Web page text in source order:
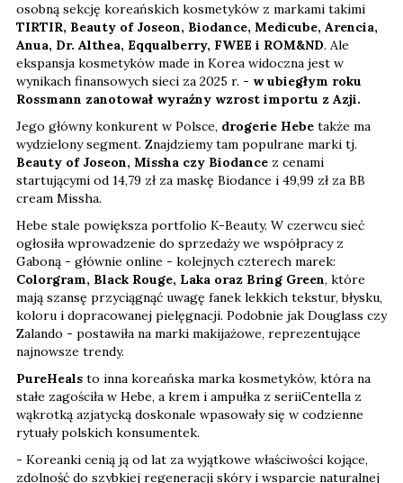
osobną sekcję koreańskich kosmetyków z markami takimi
TIRTIR, Beauty of Joseon, Biodance, Medicube, Arencia,
Anua, Dr. Althea, Eqqualberry, FWEE i ROM&ND. Ale
ekspansja kosmetyków made in Korea widoczna jest w
wynikach finansowych sieci za 2025 r. - w ubiegłym roku
Rossmann zanotował wyraźny wzrost importu z Azji.
Jego główny konkurent w Polsce, drogerie Hebe także ma
wydzielony segment. Znajdziemy tam populrane marki tj.
Beauty of Joseon, Missha czy Biodance z cenami
startującymi od 14,79 zł za maskę Biodance i 49,99 zł za BB
cream Missha.
Hebe stale powiększa portfolio K-Beauty. W czerwcu sieć
ogłosiła wprowadzenie do sprzedaży we współpracy z
Gaboną - głównie online - kolejnych czterech marek:
Colorgram, Black Rouge, Laka oraz Bring Green, które
mają szansę przyciągnąć uwagę fanek lekkich tekstur, błysku,
koloru i dopracowanej pielęgnacji. Podobnie jak Douglass czy
Zalando - postawiła na marki makijażowe, reprezentujące
najnowsze trendy.
PureHeals to inna koreańska marka kosmetyków, która na
stałe zagościła w Hebe, a krem i ampułka z seriiCentella z
wąkrotką azjatycką doskonale wpasowały się w codzienne
rytuały polskich konsumentek.
- Koreanki cenią ją od lat za wyjątkowe właściwości kojące,
zdolność do szybkiej regeneracji skóry i wsparcie naturalnej